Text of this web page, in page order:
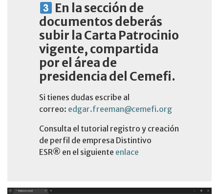
En la sección de
documentos deberás
subir la Carta Patrocinio
vigente, compartida
por el área de
presidencia del Cemefi.
Si tienes dudas escribe al
correo: edgar.freeman@cemefi.org
Consulta el tutorial registro y creación
de perfil de empresa Distintivo
ESR®️ en el siguiente enlace